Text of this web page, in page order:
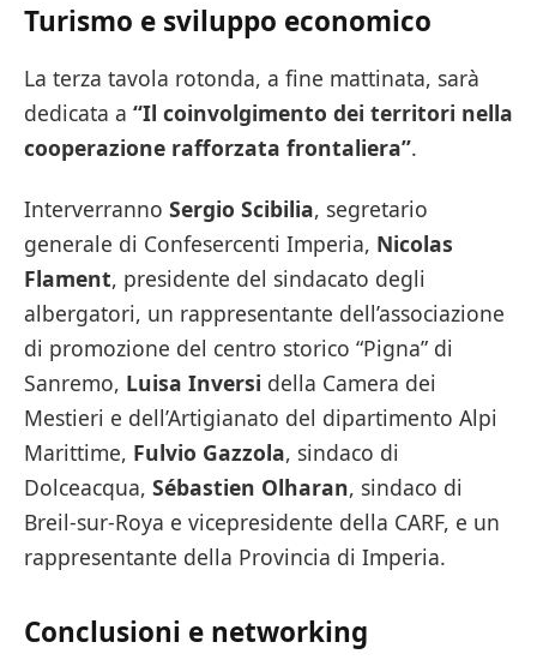
Turismo e sviluppo economico
La terza tavola rotonda, a fine mattinata, sarà
dedicata a “Il coinvolgimento dei territori nella
cooperazione rafforzata frontaliera”.
Interverranno Sergio Scibilia, segretario
generale di Confesercenti Imperia, Nicolas
Flament, presidente del sindacato degli
albergatori, un rappresentante dell’associazione
di promozione del centro storico “Pigna” di
Sanremo, Luisa Inversi della Camera dei
Mestieri e dell’Artigianato del dipartimento Alpi
Marittime, Fulvio Gazzola, sindaco di
Dolceacqua, Sébastien Olharan, sindaco di
Breil-sur-Roya e vicepresidente della CARF, e un
rappresentante della Provincia di Imperia.
Conclusioni e networking